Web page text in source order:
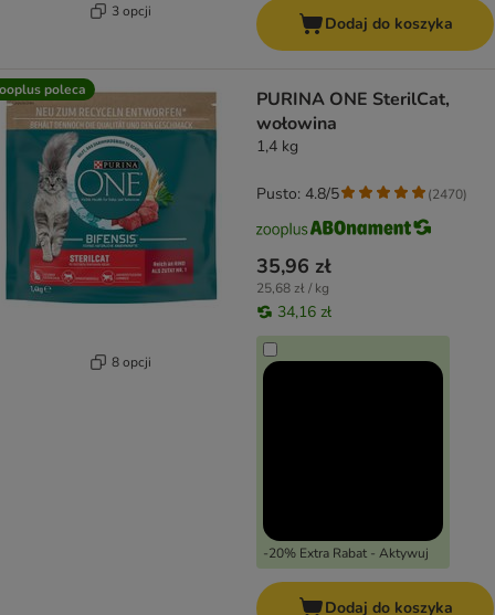
3 opcji
Dodaj do koszyka
poleca
8 opcji
PURINA ONE SterilCat,
wołowina
1,4 kg
35,96 zł
25,68 zł / kg
34,16 zł
-20% Extra Rabat - Aktywuj
Pusto: 4.8/5 (2470)
Dodaj do koszyka